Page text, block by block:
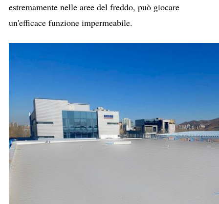
estremamente nelle aree del freddo, può giocare
un'efficace funzione impermeabile.